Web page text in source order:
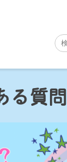
る質問